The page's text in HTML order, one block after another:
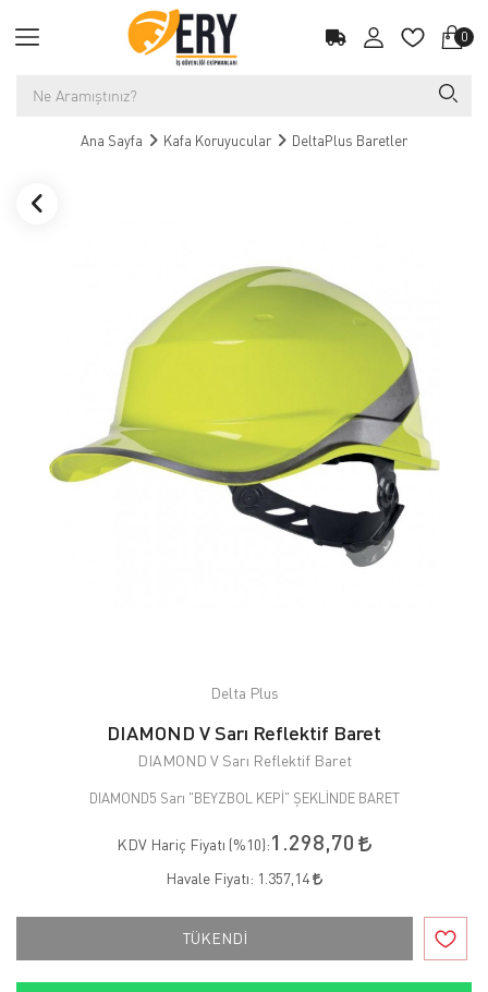
0
Ana Sayfa Kafa Koruyucular DeltaPlus Baretler
Delta Plus
DIAMOND V Sarı Reflektif Baret
DIAMOND V Sarı Reflektif Baret
DIAMOND5 Sarı "BEYZBOL KEPİ" ŞEKLİNDE BARET
KDV Hariç Fiyatı (%10):1.298,70
Havale Fiyatı: 1.357,14
TÜKENDİ